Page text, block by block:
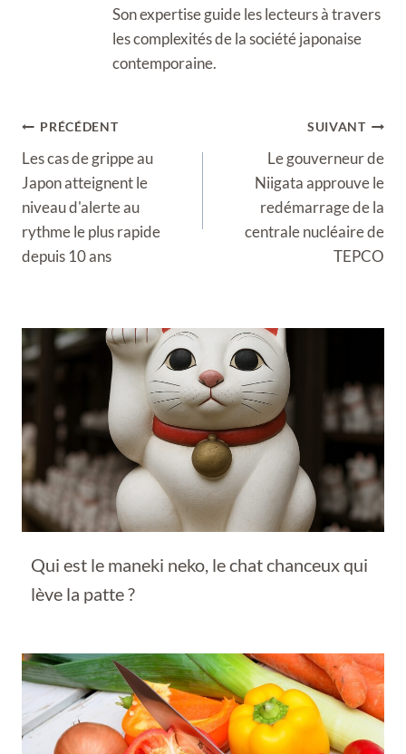
Son expertise guide les lecteurs à travers
les complexités de la société japonaise
contemporaine.
Navigation
de
l’article
PRÉCÉDENT
Les cas de grippe au
Japon atteignent le
niveau d'alerte au
rythme le plus rapide
depuis 10 ans
SUIVANT
Le gouverneur de
Niigata approuve le
redémarrage de la
centrale nucléaire de
TEPCO
Qui est le maneki neko, le chat chanceux qui
lève la patte ?